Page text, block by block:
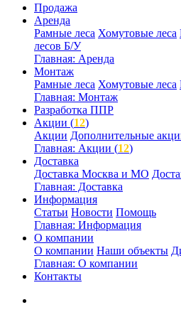
Продажа
Аренда
Рамные леса Хомутовые леса
лесов Б/У
Главная: Аренда
Монтаж
Рамные леса Хомутовые леса
Главная: Монтаж
Разработка ППР
Акции (12)
Акции Дополнительные
Главная: Акции (12)
Доставка
Доставка Москва и МО
Главная: Доставка
Информация
Статьи Новости Помощь
Главная: Информация
О компании
О компании Наши объекты
Главная: О компании
Контакты